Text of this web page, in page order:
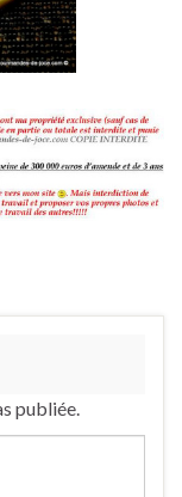
publiée.